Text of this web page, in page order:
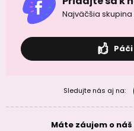
Najväčšia
Sledujte nás aj na:
Máte záujem o